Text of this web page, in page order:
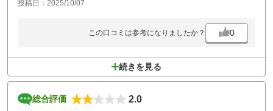
投稿日：2025/10/07
この口コミは参考になりましたか？ 0
続きを見る
総合評価
2.0